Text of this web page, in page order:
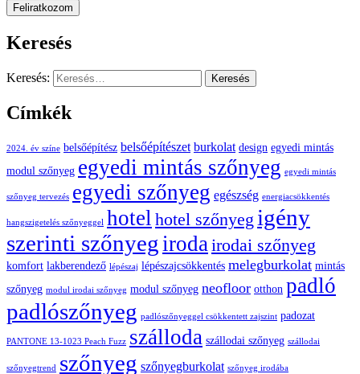
Feliratkozom
Keresés
Keresés:
Címkék
2024. év színe belsőépítész belsőépítészet burkolat design egyedi mintás
modul szőnyeg egyedi mintás szőnyeg egyedi mintás
szőnyeg tervezés egyedi szőnyeg egészség energiacsökkentés
hangszigetelés szőnyeggel hotel hotel szőnyeg igény
szerinti szőnyegirodairodai szőnyeg
komfort lakberendező lépészaj lépészajcsökkentés melegburkolat mintás
szőnyeg modul irodai szőnyeg modul szőnyeg neofloor otthon padló
padlószőnyeg padlószőnyeggel csökkentett zajszint padozat
PANTONE 13-1023 Peach Fuzz szálloda szállodai szőnyeg szállodai
szőnyegtrend szőnyeg szőnyegburkolat szőnyeg irodába